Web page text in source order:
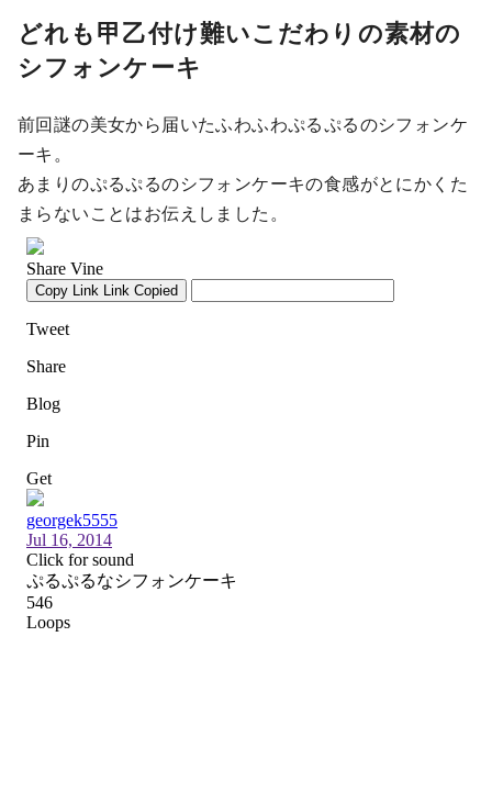
どれも甲乙付け難いこだわりの素材の
シフォンケーキ
前回謎の美女から届いたふわふわぷるぷるのシフォンケ
ーキ。
あまりのぷるぷるのシフォンケーキの食感がとにかくた
まらないことはお伝えしました。